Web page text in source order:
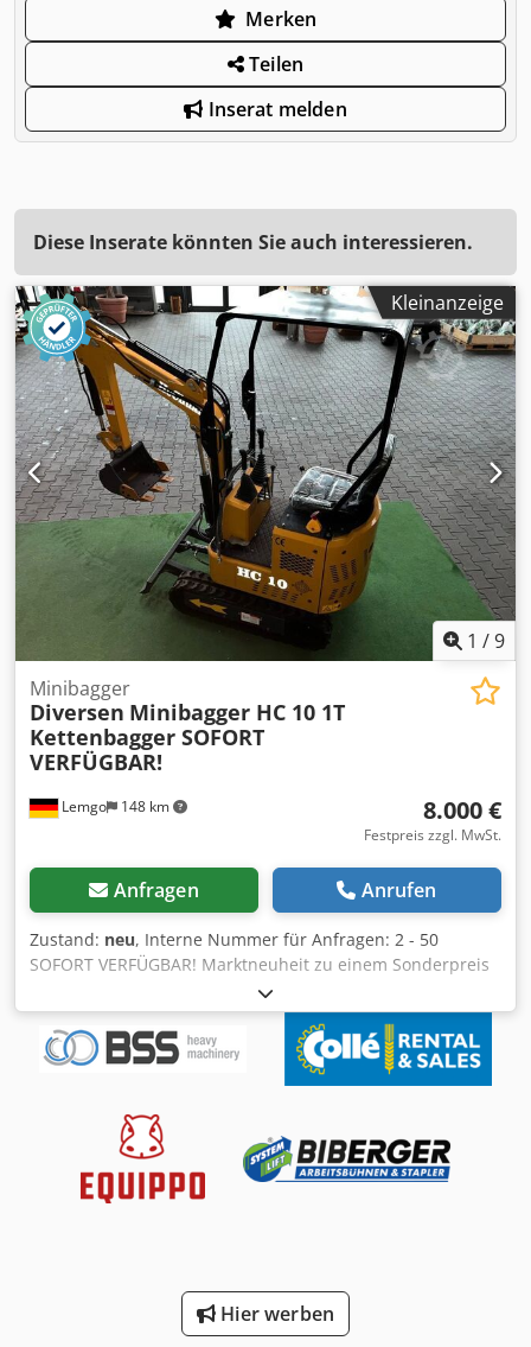
Merken
Teilen
Inserat melden
Diese Inserate könnten Sie auch interessieren.
Kleinanzeige
1 /9
Lemgo 148 km
Minibagger
Diversen Minibagger HC 10 1T
Kettenbagger SOFORT
VERFÜGBAR!
8.000 €
Festpreis zzgl. MwSt.
Anfragen Anrufen
Zustand: neu, Interne Nummer für Anfragen: 2 - 50
SOFORT VERFÜGBAR! Marktneuheit zu einem Sonderpreis
der HC 10 1T Minibagger / Kettenbagger Verfügbar mit
Löffel und Stemmhammer. HT10 1T Minibagger *
Technische Daten: * Gewicht 1000kg * Fassungsvermögen
des Grablöffels 0,025 cbm/120 kg * Eimerbreite 380mm *
Motor CHANGCHAI (192FAM) Diesel * Bohrhub Einzylinder,
Lüfter cool Nennleistung 8,2 kw/3600 U/min *
Hauptpumpe G5-6 * Verschiebung 6,8 ml/r *
Schwenkmotor SANYANG (BMRS-250) * Fahrmotor
SANYANG (BMT-245) * Reisegeschwindigkeit 1,5 km/h *
Plattform 784mm * Fahrgestellbreite 896mm * Spurweite
180mm * Fahrgestell Bodenfreiheit 132mm * Spurhöhe
320mm * Arbeitsbereich max. Grabtiefe 1650mm max.
Hier werben